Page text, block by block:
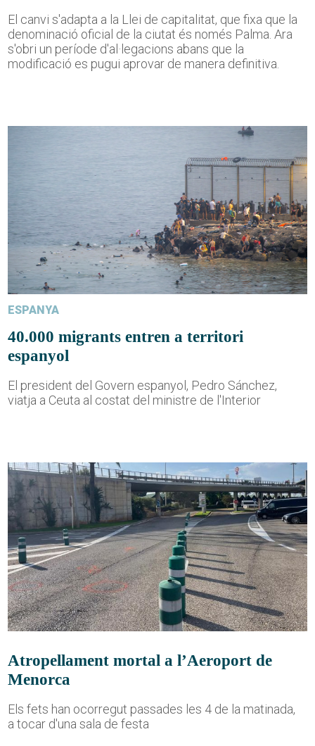
El canvi s'adapta a la Llei de capitalitat, que fixa que la
denominació oficial de la ciutat és només Palma. Ara
s'obri un període d'al·legacions abans que la
modificació es pugui aprovar de manera definitiva.
ESPANYA
40.000 migrants entren a territori
espanyol
El president del Govern espanyol, Pedro Sánchez,
viatja a Ceuta al costat del ministre de l'Interior
Atropellament mortal a l’Aeroport de
Menorca
Els fets han ocorregut passades les 4 de la matinada,
a tocar d'una sala de festa